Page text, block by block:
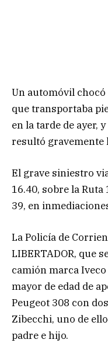
Un automóvil
que transportaba
en la tarde de ayer,
resultó gravemente
El grave siniestro
16.40, sobre la
39, en
La Policía de
LIBERTADOR, que
camión marca
mayor de edad de
Peugeot 308 con
Zibecchi, uno de
padre e hijo.